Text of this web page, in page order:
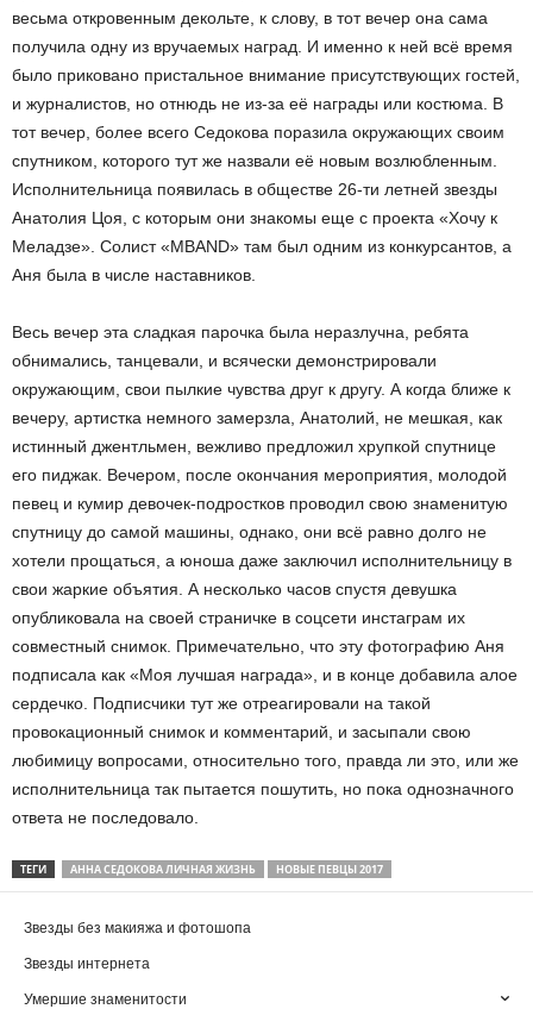
весьма откровенным декольте, к слову, в тот вечер она сама
получила одну из вручаемых наград. И именно к ней всё время
было приковано пристальное внимание присутствующих гостей,
и журналистов, но отнюдь не из-за её награды или костюма. В
тот вечер, более всего Седокова поразила окружающих своим
спутником, которого тут же назвали её новым возлюбленным.
Исполнительница появилась в обществе 26-ти летней звезды
Анатолия Цоя, с которым они знакомы еще с проекта «Хочу к
Меладзе». Солист «MBAND» там был одним из конкурсантов, а
Аня была в числе наставников.
Весь вечер эта сладкая парочка была неразлучна, ребята
обнимались, танцевали, и всячески демонстрировали
окружающим, свои пылкие чувства друг к другу. А когда ближе к
вечеру, артистка немного замерзла, Анатолий, не мешкая, как
истинный джентльмен, вежливо предложил хрупкой спутнице
его пиджак. Вечером, после окончания мероприятия, молодой
певец и кумир девочек-подростков проводил свою знаменитую
спутницу до самой машины, однако, они всё равно долго не
хотели прощаться, а юноша даже заключил исполнительницу в
свои жаркие объятия. А несколько часов спустя девушка
опубликовала на своей страничке в соцсети инстаграм их
совместный снимок. Примечательно, что эту фотографию Аня
подписала как «Моя лучшая награда», и в конце добавила алое
сердечко. Подписчики тут же отреагировали на такой
провокационный снимок и комментарий, и засыпали свою
любимицу вопросами, относительно того, правда ли это, или же
исполнительница так пытается пошутить, но пока однозначного
ответа не последовало.
ТЕГИ АННА СЕДОКОВА ЛИЧНАЯ ЖИЗНЬ НОВЫЕ ПЕВЦЫ 2017
Звезды без макияжа и фотошопа
Звезды интернета
Умершие знаменитости